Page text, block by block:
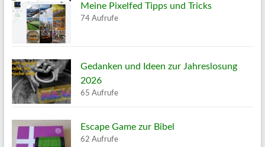
Meine Pixelfed Tipps und Tricks
74 Aufrufe
Gedanken und Ideen zur Jahreslosung
2026
65 Aufrufe
Escape Game zur Bibel
62 Aufrufe